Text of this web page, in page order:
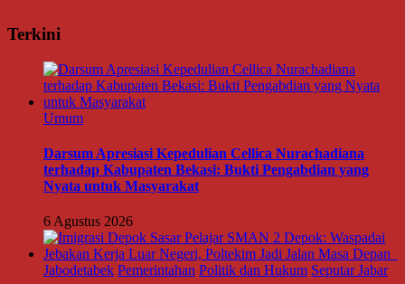
Terkini
Umum
Darsum Apresiasi Kepedulian Cellica Nurachadiana
terhadap Kabupaten Bekasi: Bukti Pengabdian yang
Nyata untuk Masyarakat
6 Agustus 2026
Jabodetabek Pemerintahan Politik dan Hukum Seputar Jabar